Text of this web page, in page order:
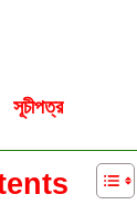
সূচীপত্র